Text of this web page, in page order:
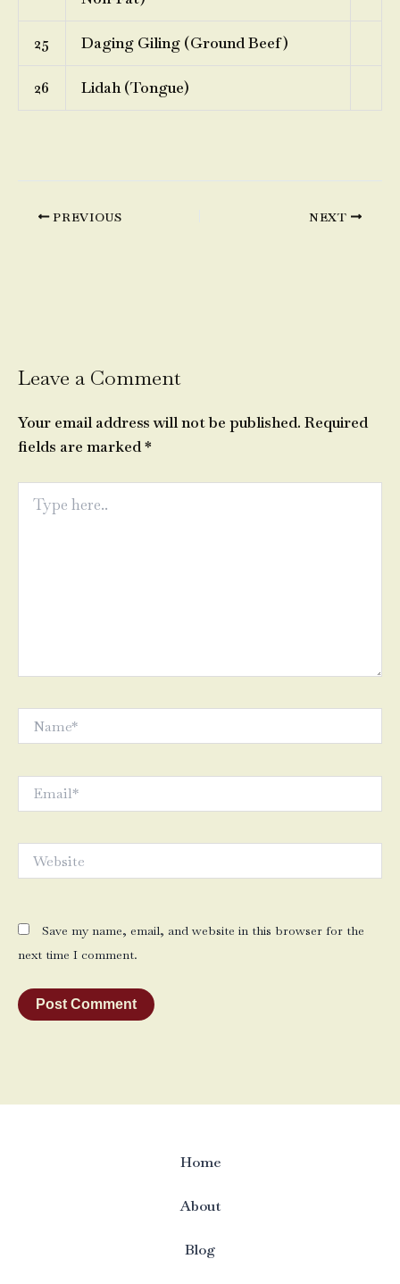
25 Daging Giling (Ground Beef)
26 Lidah (Tongue)
PREVIOUS NEXT
Leave a Comment
Your email address will not be published. Required
fields are marked*
here..
Save my name, email, and website in this browser for the
next time I comment.
Home
About
Blog